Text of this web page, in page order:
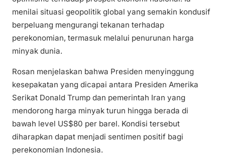
menilai situasi geopolitik global yang semakin kondusif
berpeluang mengurangi tekanan terhadap
perekonomian, termasuk melalui penurunan harga
minyak dunia.
Rosan menjelaskan bahwa Presiden menyinggung
kesepakatan yang dicapai antara Presiden Amerika
Serikat Donald Trump dan pemerintah Iran yang
mendorong harga minyak turun hingga berada di
bawah level US$80 per barel. Kondisi tersebut
diharapkan dapat menjadi sentimen positif bagi
perekonomian Indonesia.